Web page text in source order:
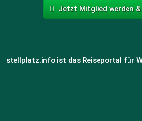
Jetzt Mitglied werden &
stellplatz.info ist das Reiseportal für